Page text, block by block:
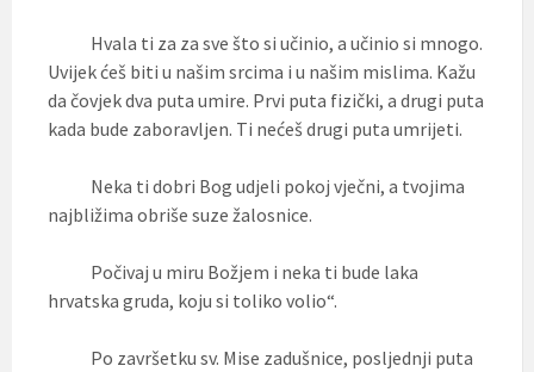
Hvala ti za za sve što si učinio, a učinio si mnogo.
Uvijek ćeš biti u našim srcima i u našim mislima. Kažu
da čovjek dva puta umire. Prvi puta fizički, a drugi puta
kada bude zaboravljen. Ti nećeš drugi puta umrijeti.
Neka ti dobri Bog udjeli pokoj vječni, a tvojima
najbližima obriše suze žalosnice.
Počivaj u miru Božjem i neka ti bude laka
hrvatska gruda, koju si toliko volio“.
Po završetku sv. Mise zadušnice, posljednji puta